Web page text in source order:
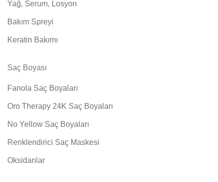
Yağ, Serum, Losyon
Bakım Spreyi
Keratin Bakımı
Saç Boyası
Fanola Saç Boyaları
Oro Therapy 24K Saç Boyaları
No Yellow Saç Boyaları
Renklendirici Saç Maskesi
Oksidanlar